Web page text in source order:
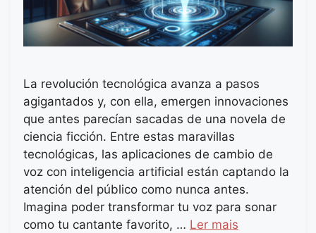
La revolución tecnológica avanza a pasos
agigantados y, con ella, emergen innovaciones
que antes parecían sacadas de una novela de
ciencia ficción. Entre estas maravillas
tecnológicas, las aplicaciones de cambio de
voz con inteligencia artificial están captando la
atención del público como nunca antes.
Imagina poder transformar tu voz para sonar
como tu cantante favorito, … Ler mais